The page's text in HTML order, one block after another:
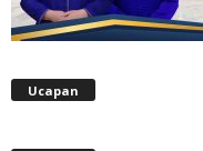
Ucapan